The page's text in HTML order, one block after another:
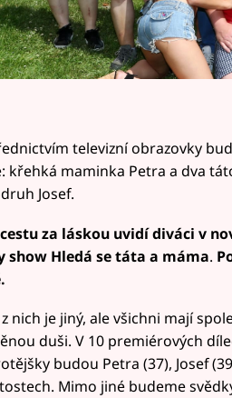
televizní obrazovky
křehká maminka Petra a dva
Josef.
cestu za láskou uvidí diváci v
show Hledá se táta a máma.
z nich je jiný, ale všichni mají
duši. V 10 premiérových
budou Petra (37), Josef
Mimo jiné budeme